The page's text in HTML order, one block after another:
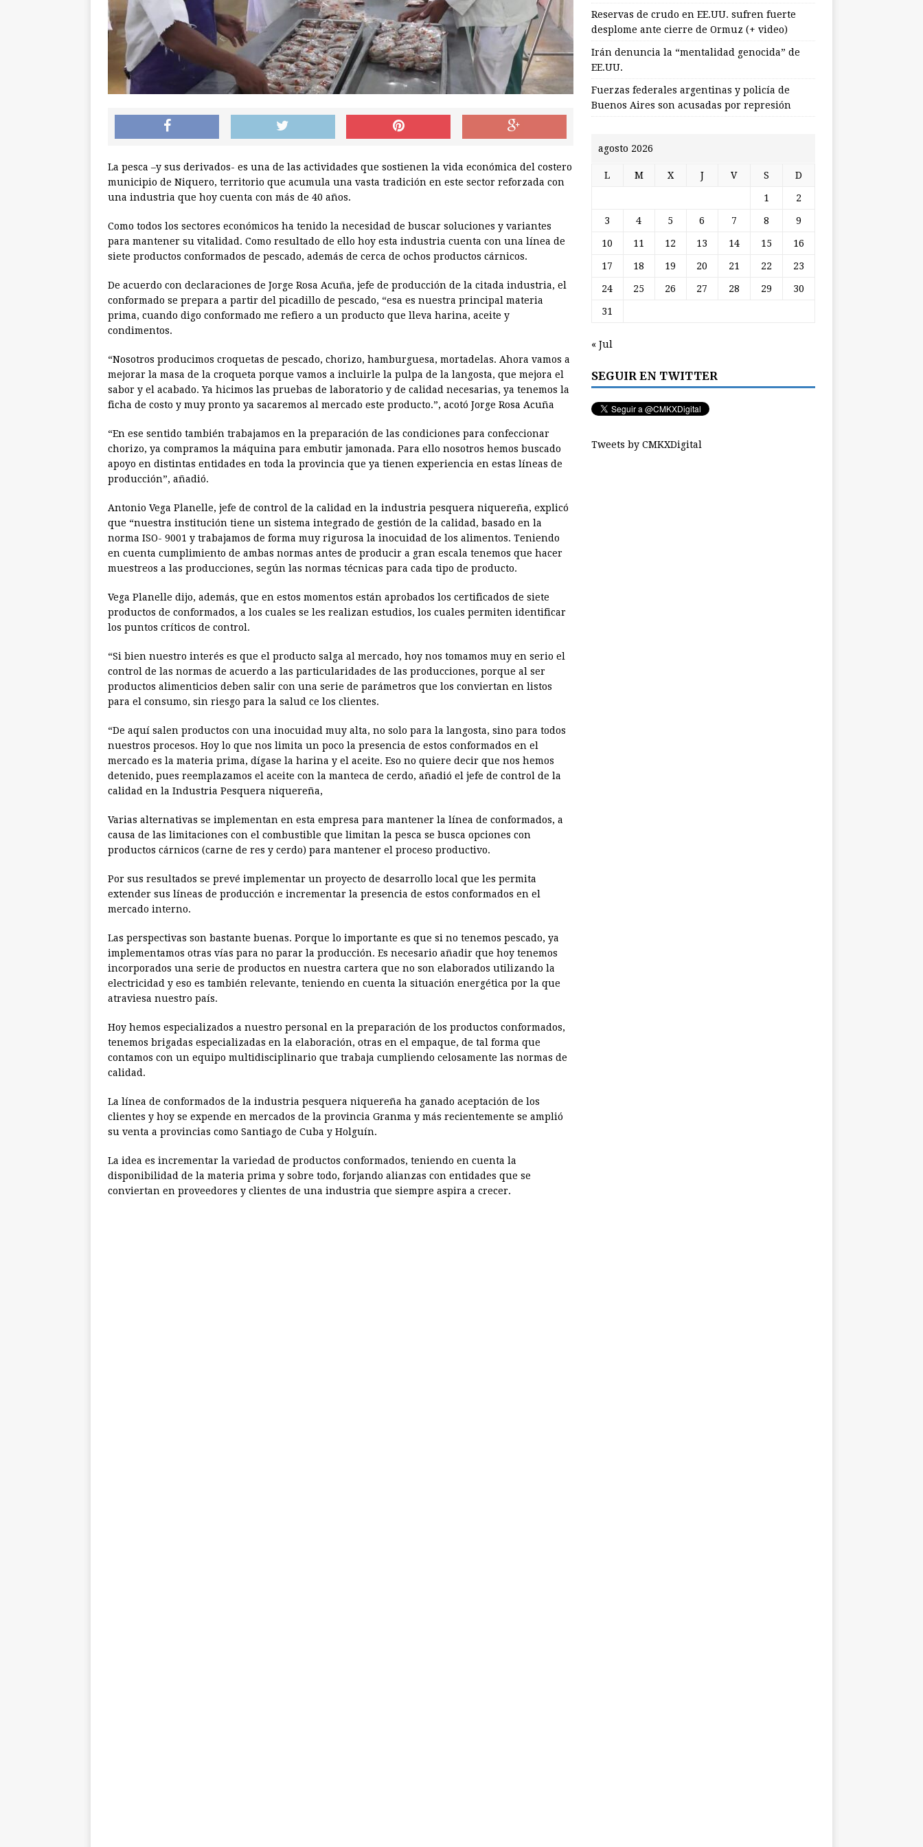
La pesca –y sus derivados- es una de las actividades que sostienen la vida económica del costero
municipio de Niquero, territorio que acumula una vasta tradición en este sector reforzada con
una industria que hoy cuenta con más de 40 años.
Como todos los sectores económicos ha tenido la necesidad de buscar soluciones y variantes
para mantener su vitalidad. Como resultado de ello hoy esta industria cuenta con una línea de
siete productos conformados de pescado, además de cerca de ochos productos cárnicos.
De acuerdo con declaraciones de Jorge Rosa Acuña, jefe de producción de la citada industria, el
conformado se prepara a partir del picadillo de pescado, “esa es nuestra principal materia
prima, cuando digo conformado me refiero a un producto que lleva harina, aceite y
condimentos.
“Nosotros producimos croquetas de pescado, chorizo, hamburguesa, mortadelas. Ahora vamos a
mejorar la masa de la croqueta porque vamos a incluirle la pulpa de la langosta, que mejora el
sabor y el acabado. Ya hicimos las pruebas de laboratorio y de calidad necesarias, ya tenemos la
ficha de costo y muy pronto ya sacaremos al mercado este producto.”, acotó Jorge Rosa Acuña
“En ese sentido también trabajamos en la preparación de las condiciones para confeccionar
chorizo, ya compramos la máquina para embutir jamonada. Para ello nosotros hemos buscado
apoyo en distintas entidades en toda la provincia que ya tienen experiencia en estas líneas de
producción”, añadió.
Antonio Vega Planelle, jefe de control de la calidad en la industria pesquera niquereña, explicó
que “nuestra institución tiene un sistema integrado de gestión de la calidad, basado en la
norma ISO- 9001 y trabajamos de forma muy rigurosa la inocuidad de los alimentos. Teniendo
en cuenta cumplimiento de ambas normas antes de producir a gran escala tenemos que hacer
muestreos a las producciones, según las normas técnicas para cada tipo de producto.
Vega Planelle dijo, además, que en estos momentos están aprobados los certificados de siete
productos de conformados, a los cuales se les realizan estudios, los cuales permiten identificar
los puntos críticos de control.
“Si bien nuestro interés es que el producto salga al mercado, hoy nos tomamos muy en serio el
control de las normas de acuerdo a las particularidades de las producciones, porque al ser
productos alimenticios deben salir con una serie de parámetros que los conviertan en listos
para el consumo, sin riesgo para la salud ce los clientes.
“De aquí salen productos con una inocuidad muy alta, no solo para la langosta, sino para todos
nuestros procesos. Hoy lo que nos limita un poco la presencia de estos conformados en el
mercado es la materia prima, dígase la harina y el aceite. Eso no quiere decir que nos hemos
detenido, pues reemplazamos el aceite con la manteca de cerdo, añadió el jefe de control de la
calidad en la Industria Pesquera niquereña,
Varias alternativas se implementan en esta empresa para mantener la línea de conformados, a
causa de las limitaciones con el combustible que limitan la pesca se busca opciones con
productos cárnicos (carne de res y cerdo) para mantener el proceso productivo.
Por sus resultados se prevé implementar un proyecto de desarrollo local que les permita
extender sus líneas de producción e incrementar la presencia de estos conformados en el
mercado interno.
Las perspectivas son bastante buenas. Porque lo importante es que si no tenemos pescado, ya
implementamos otras vías para no parar la producción. Es necesario añadir que hoy tenemos
incorporados una serie de productos en nuestra cartera que no son elaborados utilizando la
electricidad y eso es también relevante, teniendo en cuenta la situación energética por la que
atraviesa nuestro país.
Hoy hemos especializados a nuestro personal en la preparación de los productos conformados,
tenemos brigadas especializadas en la elaboración, otras en el empaque, de tal forma que
contamos con un equipo multidisciplinario que trabaja cumpliendo celosamente las normas de
calidad.
La línea de conformados de la industria pesquera niquereña ha ganado aceptación de los
clientes y hoy se expende en mercados de la provincia Granma y más recientemente se amplió
su venta a provincias como Santiago de Cuba y Holguín.
La idea es incrementar la variedad de productos conformados, teniendo en cuenta la
disponibilidad de la materia prima y sobre todo, forjando alianzas con entidades que se
conviertan en proveedores y clientes de una industria que siempre aspira a crecer.
Reservas de crudo en EE.UU. sufren fuerte
desplome ante cierre de Ormuz (+ video)
Irán denuncia la “mentalidad genocida” de
EE.UU.
Fuerzas federales argentinas y policía de
Buenos Aires son acusadas por represión
agosto 2026
L M X J V S D
1 2
3 4 5 6 7 8 9
10 11 12 13 14 15 16
17 18 19 20 21 22 23
24 25 26 27 28 29 30
31
« Jul
SEGUIR EN TWITTER
Tweets by CMKXDigital